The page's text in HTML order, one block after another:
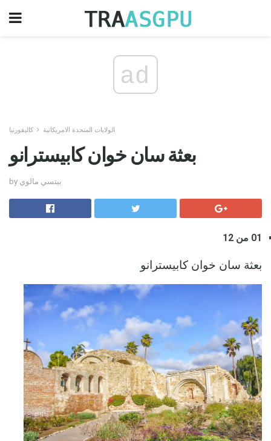
ad
الولايات المتحدة الامريكانية كاليفورنيا
بعثة سان خوان كابيسترانو
by بيتسي مالوي
01 من 12
بعثة سان خوان كابيسترانو